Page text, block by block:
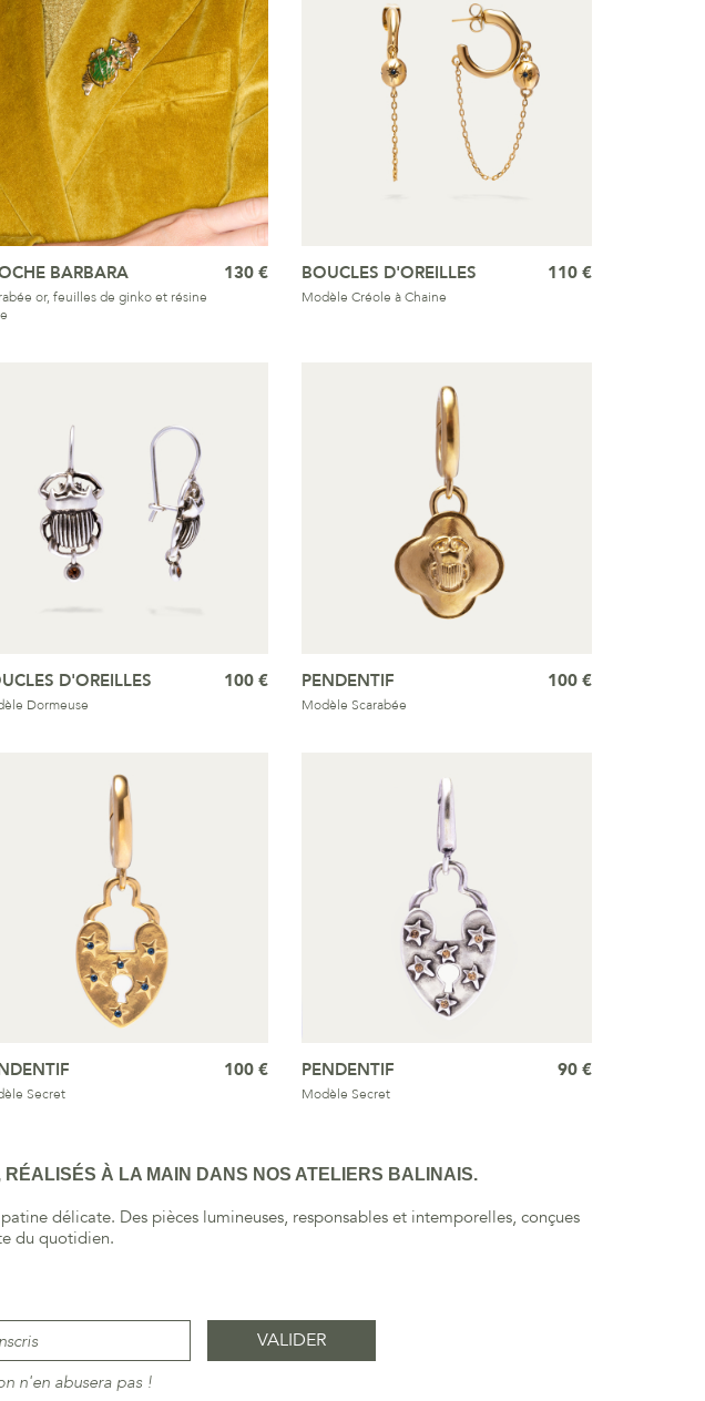
BARBARA
or, feuilles de ginko et résine
130 € BOUCLES D'OREILLES
Modèle Créole à Chaine
110 €
D'OREILLES
Dormeuse
100 € PENDENTIF
Modèle Scarabée
100 €
Secret
100 € PENDENTIF
Modèle Secret
90 €
À LA MAIN DANS NOS ATELIERS BALINAIS.
délicate. Des pièces lumineuses, responsables et intemporelles, conçues
du quotidien.
n'en abusera pas !